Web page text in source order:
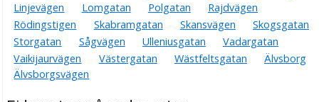
Linjevägen
Lomgatan Polgatan
Rajdvägen
Rödingstigen
Skabramgatan Skansvägen
Skogsgatan
Storgatan
Sågvägen Ulleniusgatan
Vadargatan
Vaikijaurvägen
Västergatan Wästfeltsgatan
Älvsborg
Älvsborgsvägen